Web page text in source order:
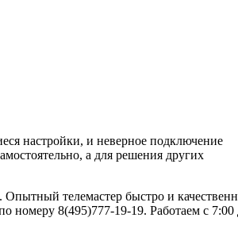
настройки, и неверное подключение
а для решения других
телемастер быстро и
номеру 8(495)777-19-19. Работаем с 7:00